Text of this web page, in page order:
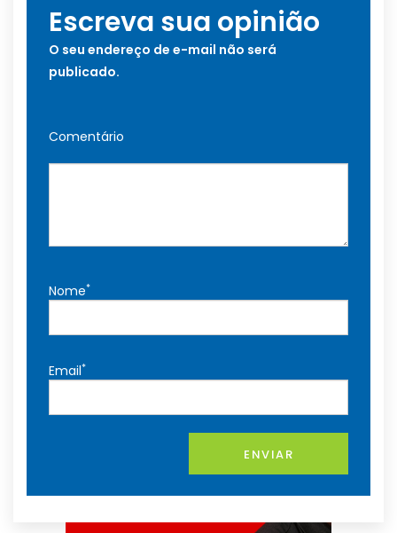
Escreva sua opinião
O seu endereço de e-mail não será
publicado.
Comentário
Nome*
Email*
ENVIAR